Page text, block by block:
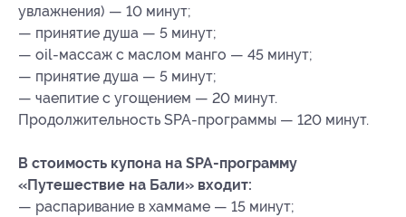
увлажнения) — 10 минут;
— принятие душа — 5 минут;
— oil-массаж с маслом манго — 45 минут;
— принятие душа — 5 минут;
— чаепитие с угощением — 20 минут.
Продолжительность SPA-программы — 120 минут.
В стоимость купона на SPA-программу
«Путешествие на Бали» входит:
— распаривание в хаммаме — 15 минут;